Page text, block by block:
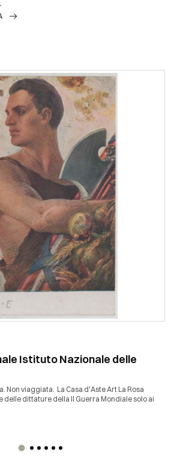
Istituto Nazionale delle
Non viaggiata. La Casa d'Aste Art La Rosa
delle dittature della II Guerra Mondiale solo ai